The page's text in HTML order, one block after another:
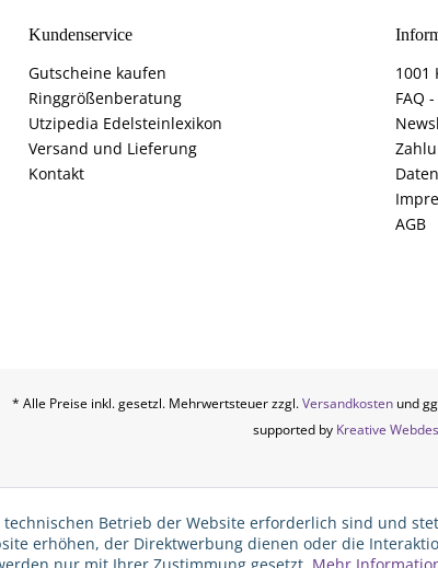
Kundenservice
Gutscheine kaufen
Ringgrößenberatung
Utzipedia Edelsteinlexikon
Versand und Lieferung
Kontakt
1001
FAQ
AGB
* Alle Preise inkl. gesetzl. Mehrwertsteuer zzgl.Versandkostenund
supported by Kreative
Betrieb der Website erforderlich sind und
erhöhen, der Direktwerbung dienen oder die